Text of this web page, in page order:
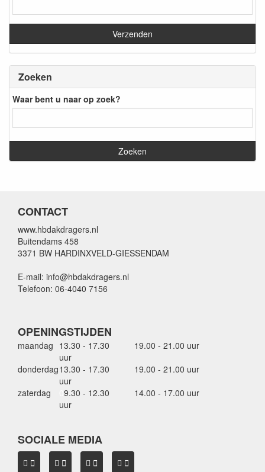
Zoeken
Waar bent u naar op zoek?
CONTACT
www.hbdakdragers.nl
Buitendams 458
3371 BW HARDINXVELD-GIESSENDAM
E-mail: info@hbdakdragers.nl
Telefoon: 06-4040 7156
OPENINGSTIJDEN
maandag 13.30 - 17.30
uur
19.00 - 21.00 uur
donderdag13.30 - 17.30
uur
19.00 - 21.00 uur
zaterdag
9.30 - 12.30
uur
14.00 - 17.00 uur
SOCIALE MEDIA